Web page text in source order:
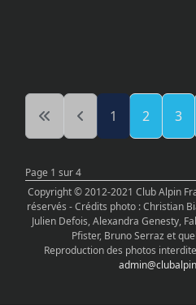
1 2 3
Page 1 sur 4
Copyright © 2012-2021 Club Alpin
réservés - Crédits photo : Christian
Julien Defois, Alexandra Genesty,
Pfister, Bruno Serraz et
Reproduction des photos